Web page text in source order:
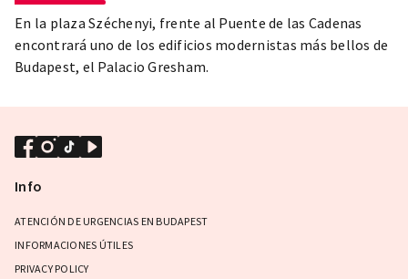
En la plaza Széchenyi, frente al Puente de las Cadenas
encontrará uno de los edificios modernistas más bellos de
Budapest, el Palacio Gresham.
Info
ATENCIÓN DE URGENCIAS EN BUDAPEST
INFORMACIONES ÚTILES
PRIVACY POLICY